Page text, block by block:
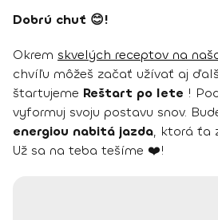
Dobrú chuť 😊!
Okrem skvelých receptov na
chvíľu môžeš začať užívať aj
štartujeme Reštart po lete !
vyformuj svoju postavu snov.
energiou nabitá jazda, ktorá ťa
Už sa na teba tešíme ❤️!